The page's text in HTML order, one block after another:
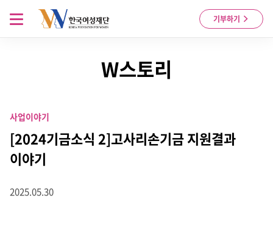
Skip to content
기부하기
메뉴 열기
W스토리
사업이야기
[2024기금소식 2]고사리손기금 지원결과
이야기
2025.05.30